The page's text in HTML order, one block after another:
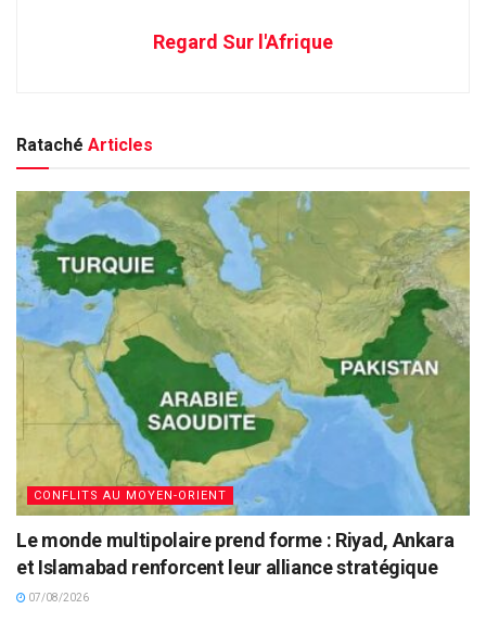
Regard Sur l'Afrique
Rataché Articles
CONFLITS AU MOYEN-ORIENT
Le monde multipolaire prend forme : Riyad, Ankara
et Islamabad renforcent leur alliance stratégique
07/08/2026